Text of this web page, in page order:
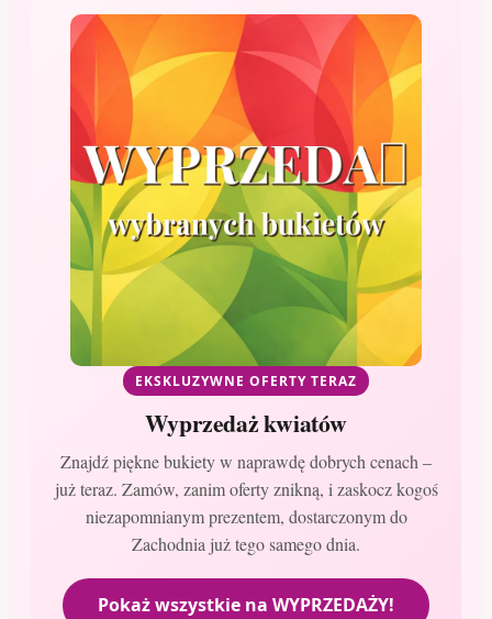
EKSKLUZYWNE OFERTY TERAZ
Wyprzedaż kwiatów
Znajdź piękne bukiety w naprawdę dobrych cenach –
już teraz. Zamów, zanim oferty znikną, i zaskocz kogoś
niezapomnianym prezentem, dostarczonym do
Zachodnia już tego samego dnia.
Pokaż wszystkie na WYPRZEDAŻY!